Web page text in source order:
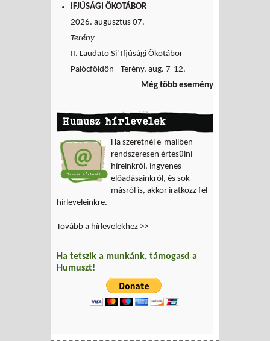
IFJÚSÁGI ÖKOTÁBOR
2026. augusztus 07.
Terény
II. Laudato Si' Ifjúsági Ökotábor
Palócföldön - Terény, aug. 7-12.
Még több esemény
Humusz hírlevelek
Ha szeretnél e-mailben
rendszeresen értesülni
híreinkről, ingyenes
előadásainkról, és sok
másról is, akkor iratkozz fel
hírleveleinkre.
Tovább a hírlevelekhez >>
Ha tetszik a munkánk, támogasd a
Humuszt!